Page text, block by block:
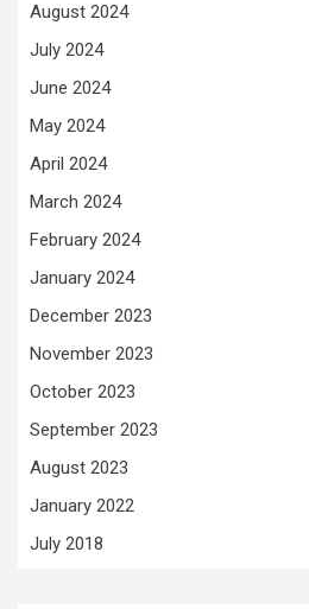
August 2024
July 2024
June 2024
May 2024
April 2024
March 2024
February 2024
January 2024
December 2023
November 2023
October 2023
September 2023
August 2023
January 2022
July 2018